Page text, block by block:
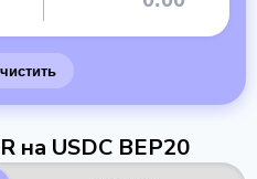
на USDC BEP20